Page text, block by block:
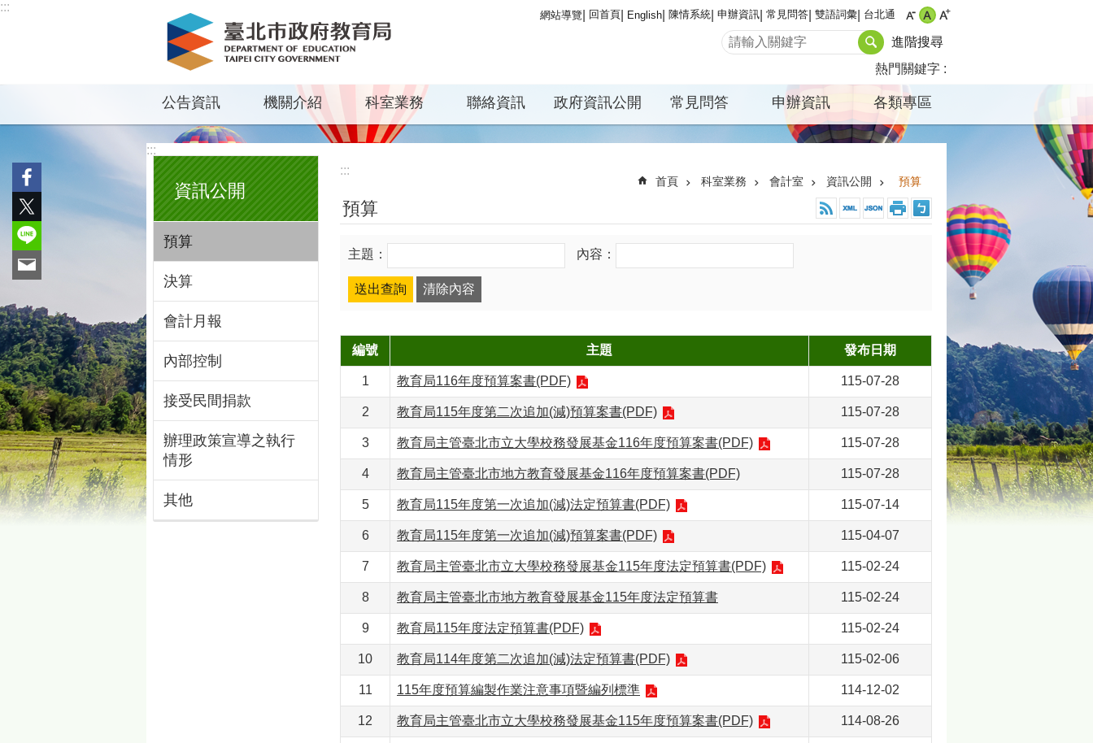
跳到主要內容區塊
:::
網站導覽 回首頁 English 陳情系統 申辦資訊 常見問答 雙語詞彙 台北通
進階搜尋
熱門關鍵字
公告資訊 機關介紹 科室業務 聯絡資訊 政府資訊公開 常見問答 申辦資訊 各類專區
:::
資訊公開
預算
決算
會計月報
內部控制
接受民間捐款
辦理政策宣導之執行
情形
其他
:::
首頁 科室業務 會計室 資訊公開 預算
預算
主題： 內容：
編號 主題 發布日期
1 教育局116年度預算案書(PDF) 115-07-28
2 教育局115年度第二次追加(減)預算案書(PDF) 115-07-28
3 教育局主管臺北市立大學校務發展基金116年度預算案書(PDF) 115-07-28
4 教育局主管臺北市地方教育發展基金116年度預算案書(PDF) 115-07-28
5 教育局115年度第一次追加(減)法定預算書(PDF) 115-07-14
6 教育局115年度第一次追加(減)預算案書(PDF) 115-04-07
7 教育局主管臺北市立大學校務發展基金115年度法定預算書(PDF) 115-02-24
8 教育局主管臺北市地方教育發展基金115年度法定預算書 115-02-24
9 教育局115年度法定預算書(PDF) 115-02-24
10 教育局114年度第二次追加(減)法定預算書(PDF) 115-02-06
11 115年度預算編製作業注意事項暨編列標準 114-12-02
12 教育局主管臺北市立大學校務發展基金115年度預算案書(PDF) 114-08-26